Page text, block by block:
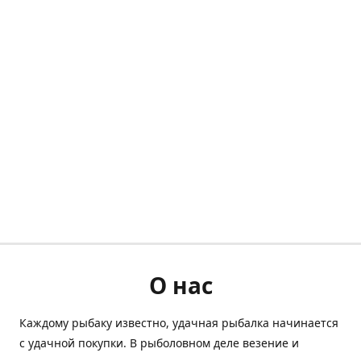
О нас
Каждому рыбаку известно, удачная рыбалка начинается
с удачной покупки. В рыболовном деле везение и